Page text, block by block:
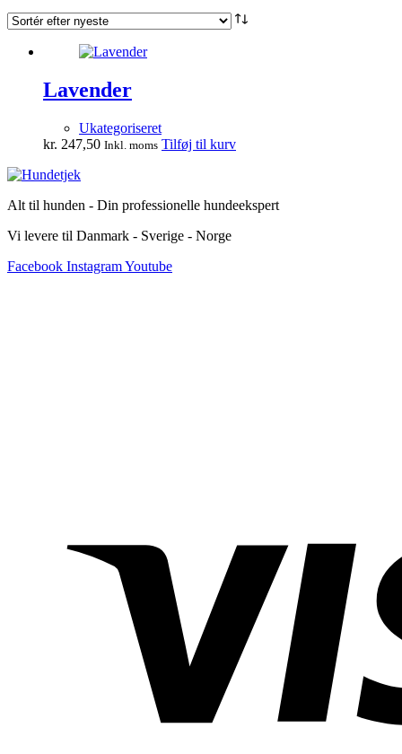
Lavender
Ukategoriseret
kr. 247,50 Inkl. moms Tilføj til kurv
Alt til hunden - Din professionelle hundeekspert
Vi levere til Danmark - Sverige - Norge
Facebook InstagramYoutube